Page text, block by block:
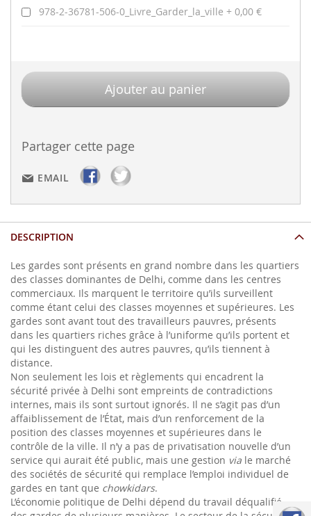
978-2-36781-506-0_Livre_Garder_la_ville
0,00 €
Ajouter au panier
Partager cette page
EMAIL
DESCRIPTION
Les gardes sont présents en grand nombre dans les quartiers
des classes dominantes de Delhi, comme dans les centres
commerciaux. Ils marquent le territoire qu’ils surveillent
comme étant celui des classes moyennes et supérieures. Les
gardes sont avant tout des travailleurs pauvres, présents
dans les quartiers riches grâce à l’uniforme qu’ils portent et
qui les distinguent des autres pauvres, qu’ils tiennent à
distance.
Non seulement les lois et règlements qui encadrent la
sécurité privée à Delhi sont empreints de contradictions
internes, mais ils sont surtout ignorés. Il ne s’agit pas d’un
affaiblissement de l’État, mais d’un renforcement de la
position des classes moyennes et supérieures dans le
contrôle de la ville. Il n’y a pas de privatisation nouvelle d’un
service qui aurait été public, mais une gestion via le marché
des sociétés de sécurité qui remplace l’emploi individuel de
gardes en tant que chowkidars.
L’économie politique de Delhi dépend du travail déqualifié